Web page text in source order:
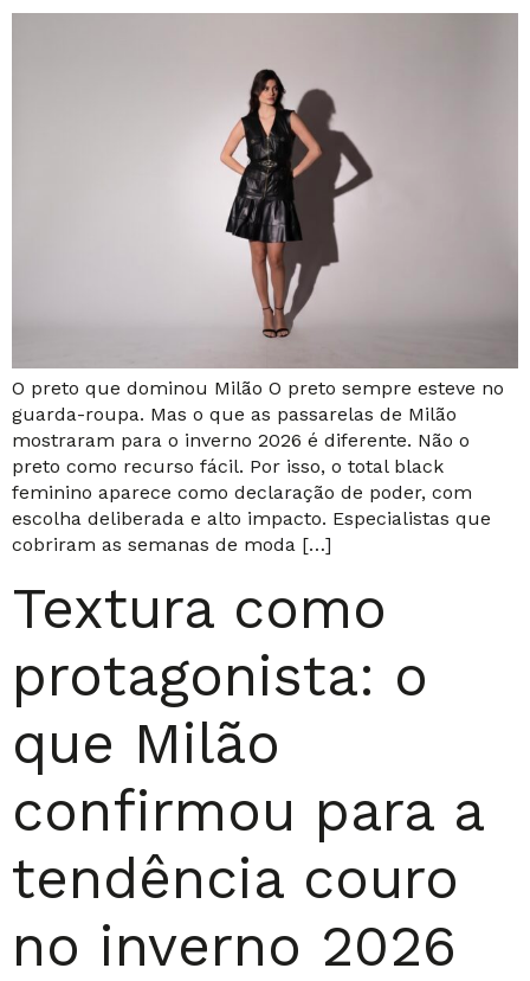
O preto que dominou Milão O preto sempre esteve no
guarda-roupa. Mas o que as passarelas de Milão
mostraram para o inverno 2026 é diferente. Não o
preto como recurso fácil. Por isso, o total black
feminino aparece como declaração de poder, com
escolha deliberada e alto impacto. Especialistas que
cobriram as semanas de moda […]
Textura como
protagonista: o
que Milão
confirmou para a
tendência couro
no inverno 2026